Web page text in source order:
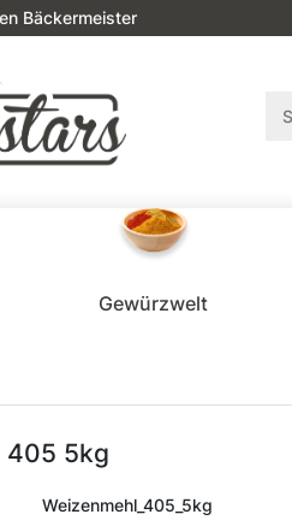
Bäckermeister
Gewürzwelt
405 5kg
Weizenmehl_405_5kg